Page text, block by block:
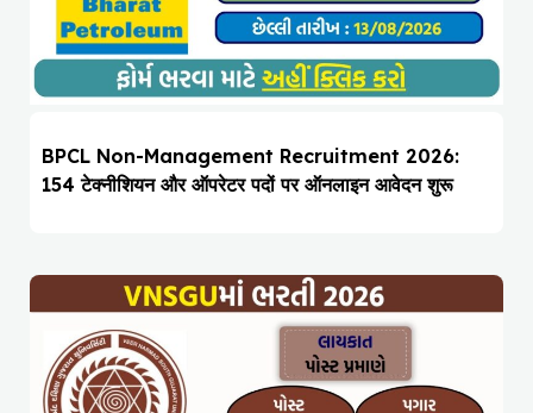
BPCL Non-Management Recruitment 2026:
154 टेक्नीशियन और ऑपरेटर पदों पर ऑनलाइन आवेदन शुरू